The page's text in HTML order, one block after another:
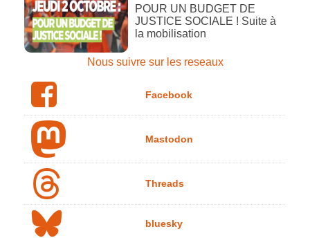
POUR UN BUDGET DE
JUSTICE SOCIALE ! Suite à
la mobilisation
Nous suivre sur les reseaux
Facebook
Mastodon
Threads
bluesky